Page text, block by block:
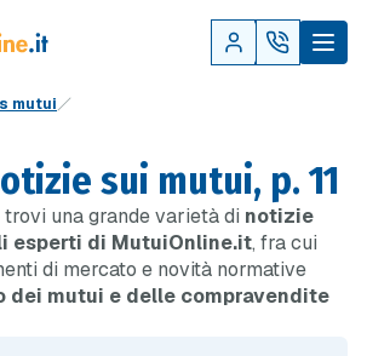
mutui
sui mutui, p. 11
una grande varietà di notizie
esperti di MutuiOnline.it, fra cui
di mercato e novità normative
dei mutui e delle compravendite